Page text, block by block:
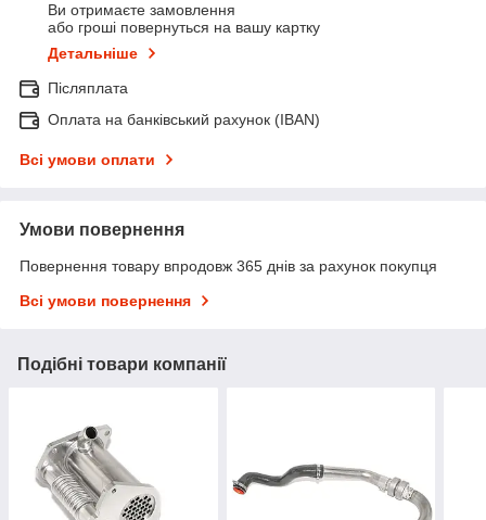
Ви отримаєте замовлення
або гроші повернуться на вашу картку
Детальніше
Післяплата
Оплата на банківський рахунок (IBAN)
Всі умови оплати
Умови повернення
Повернення товару впродовж 365 днів за рахунок покупця
Всі умови повернення
Подібні товари компанії